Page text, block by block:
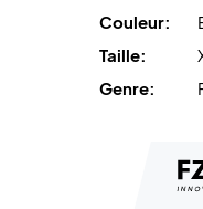
Couleur:
Taille:
Genre: